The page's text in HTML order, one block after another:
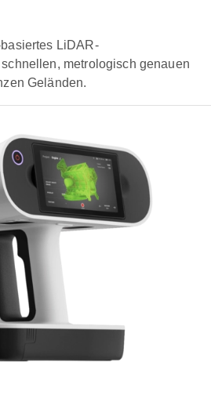
LiDAR-
metrologisch genauen
Geländen.